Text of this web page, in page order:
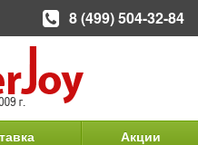
Акции
8 (499) 504-32-84